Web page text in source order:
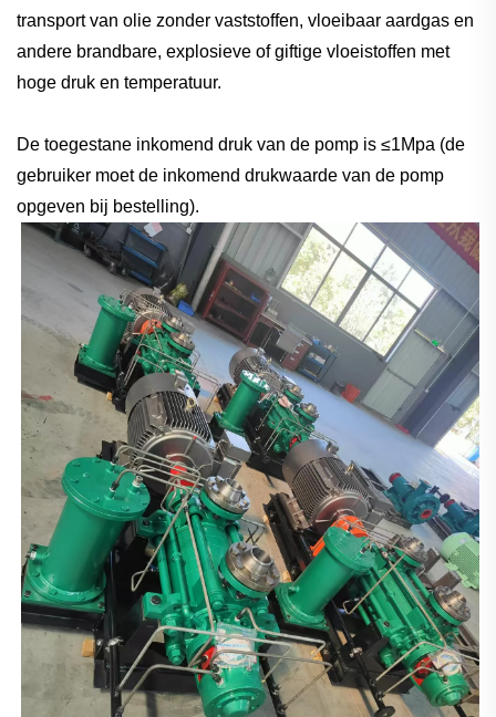
transport van olie zonder vaststoffen, vloeibaar aardgas en
andere brandbare, explosieve of giftige vloeistoffen met
hoge druk en temperatuur.
De toegestane inkomend druk van de pomp is ≤1Mpa (de
gebruiker moet de inkomend drukwaarde van de pomp
opgeven bij bestelling).